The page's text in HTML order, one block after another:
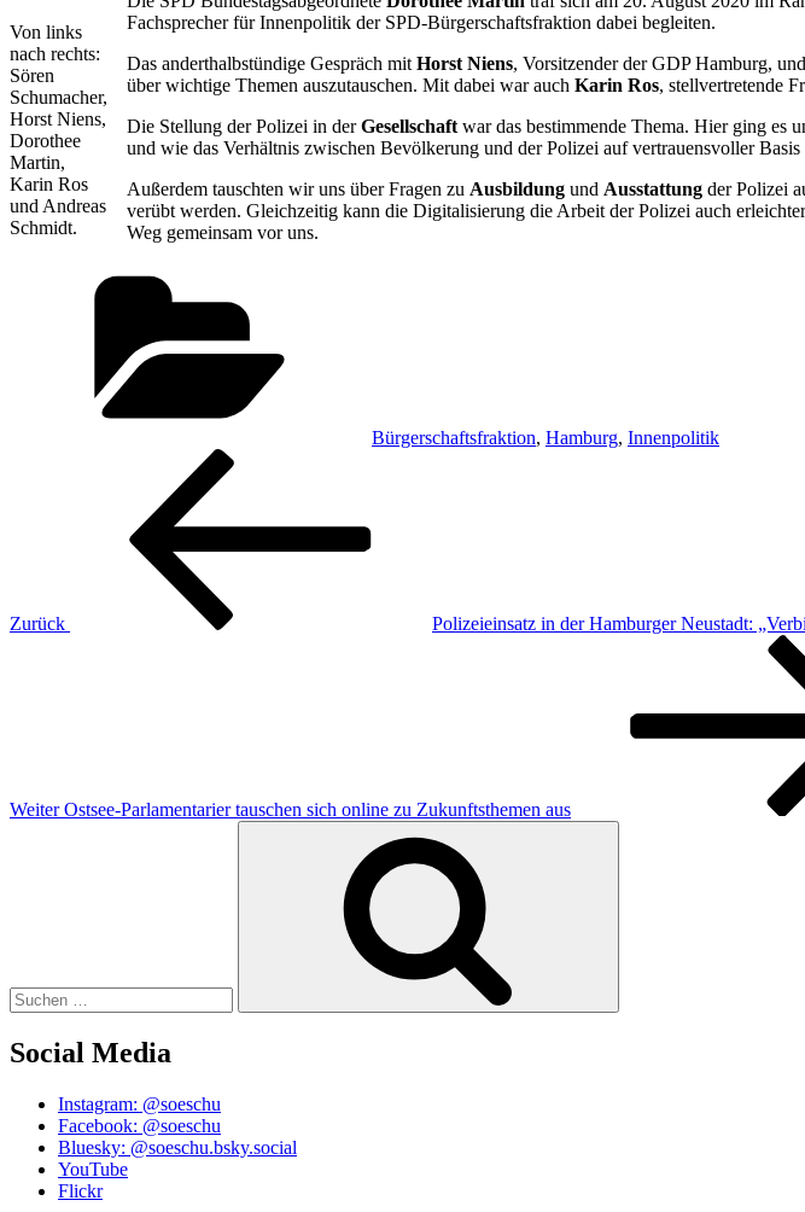
Von links
nach rechts:
Sören
Schumacher,
Horst Niens,
Dorothee
Martin,
Karin Ros
und Andreas
Schmidt.
Fachsprecher für Innenpolitik der SPD-Bürgerschaftsfraktion dabei begleiten.
Das anderthalbstündige Gespräch mit Horst Niens, Vorsitzender der GDP Hamburg, und
über wichtige Themen auszutauschen. Mit dabei war auch Karin Ros, stellvertretende
Die Stellung der Polizei in derGesellschaft war das bestimmende Thema. Hier ging es
und wie das Verhältnis zwischen Bevölkerung und der Polizei auf vertrauensvoller
Außerdem tauschten wir uns über Fragen zu Ausbildung und Ausstattung der Polizei
verübt werden. Gleichzeitig kann die Digitalisierung die Arbeit der Polizei auch
Weg gemeinsam vor uns.
Bürgerschaftsfraktion, Hamburg, Innenpolitik
Beitragsnavigation
Zurück
Polizeieinsatz in der Hamburger Neustadt:
Weiter Ostsee-Parlamentarier tauschen sich online zu Zukunftsthemen aus
Social Media
Instagram: @soeschu
Facebook: @soeschu
Bluesky: @soeschu.bsky.social
YouTube
Flickr